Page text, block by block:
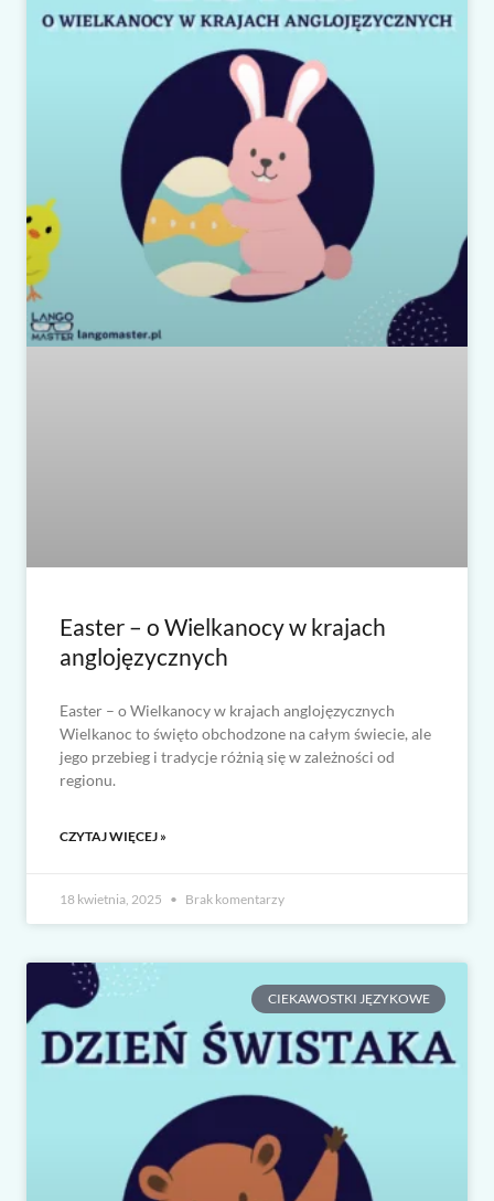
Easter – o Wielkanocy w krajach
anglojęzycznych
Easter – o Wielkanocy w krajach anglojęzycznych
Wielkanoc to święto obchodzone na całym świecie, ale
jego przebieg i tradycje różnią się w zależności od
regionu.
CZYTAJ WIĘCEJ »
18 kwietnia, 2025 Brak komentarzy
CIEKAWOSTKI JĘZYKOWE